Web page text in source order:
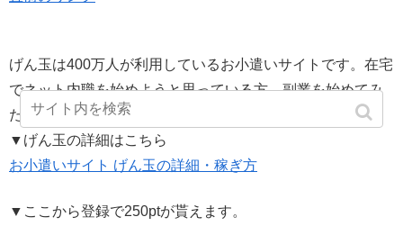
げん玉は400万人が利用しているお小遣いサイトです。在宅
でネット内職を始めようと思っている方、副業を始めてみ
たい方におススメします。
▼げん玉の詳細はこちら
お小遣いサイト げん玉の詳細・稼ぎ方
▼ここから登録で250ptが貰えます。